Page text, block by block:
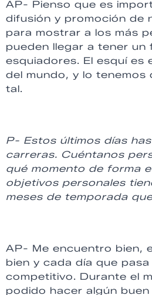
AP- Pienso que es
difusión y promoción de
para mostrar a los más
pueden llegar a tener un
esquiadores. El esquí es
del mundo, y lo tenemos
tal.
P- Estos últimos días
carreras. Cuéntanos
qué momento de forma
objetivos personales
meses de temporada
AP- Me encuentro bien,
bien y cada día que pasa
competitivo. Durante el
podido hacer algún